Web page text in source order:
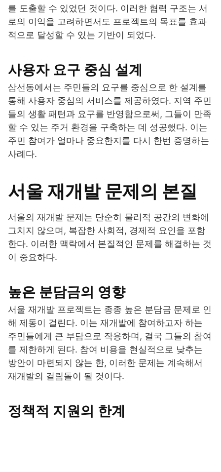
를 도출할 수 있었던 것이다. 이러한 협력 구조는 서
로의 이익을 고려하면서도 프로젝트의 목표를 효과
적으로 달성할 수 있는 기반이 되었다.
사용자 요구 중심 설계
삼선동에서는 주민들의 요구를 중심으로 한 설계를
통해 사용자 중심의 서비스를 제공하였다. 지역 주민
들의 생활 패턴과 요구를 반영함으로써, 그들이 만족
할 수 있는 주거 환경을 구축하는 데 성공했다. 이는
주민 참여가 얼마나 중요한지를 다시 한번 증명하는
사례다.
서울 재개발 문제의 본질
서울의 재개발 문제는 단순히 물리적 공간의 변화에
그치지 않으며, 복잡한 사회적, 경제적 요인을 포함
한다. 이러한 맥락에서 본질적인 문제를 해결하는 것
이 중요하다.
높은 분담금의 영향
서울 재개발 프로젝트는 종종 높은 분담금 문제로 인
해 제동이 걸린다. 이는 재개발에 참여하고자 하는
주민들에게 큰 부담으로 작용하며, 결국 그들의 참여
를 제한하게 된다. 참여 비용을 현실적으로 낮추는
방안이 마련되지 않는 한, 이러한 문제는 계속해서
재개발의 걸림돌이 될 것이다.
정책적 지원의 한계